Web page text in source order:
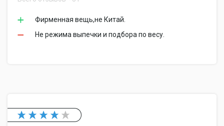
Фирменная вещь,не Китай.
Не режима выпечки и подбора по весу.